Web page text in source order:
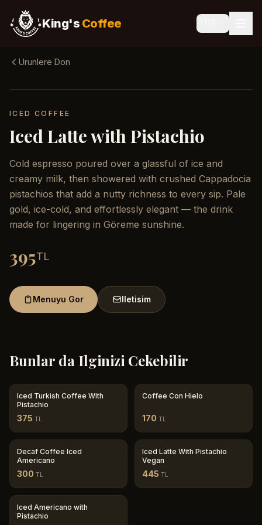
King's Coffee
Urunlere Don
ICED COFFEE
Iced Latte with Pistachio
Cold espresso poured over a glassful of ice and
creamy milk, then showered with crushed Cappadocia
pistachios that add a nutty richness to every sip. Pale
gold, ice-cold, and effortlessly elegant — the drink
made for lingering in Göreme sunshine.
395TL
Menuyu Gor Iletisim
Bunlar da Ilginizi Cekebilir
Iced Turkish Coffee With
Pistachio
375 TL
Coffee Con Hielo
170 TL
Decaf Coffee Iced
Americano
300 TL
Iced Latte With Pistachio
Vegan
445 TL
Iced Americano with
Pistachio